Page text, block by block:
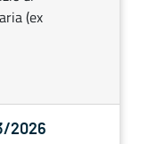
(ex
2026